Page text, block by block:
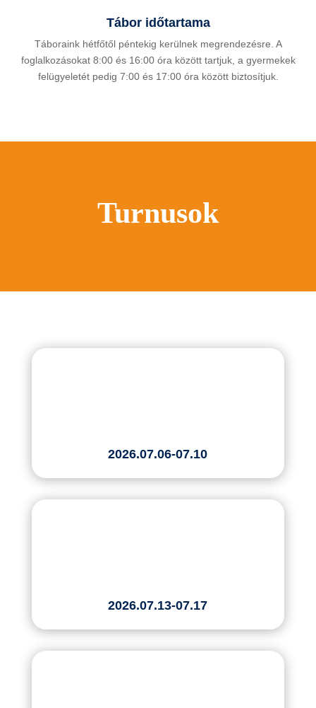
Tábor időtartama
Táboraink hétfőtől péntekig kerülnek megrendezésre. A
foglalkozásokat 8:00 és 16:00 óra között tartjuk, a gyermekek
felügyeletét pedig 7:00 és 17:00 óra között biztosítjuk.
Turnusok
2026.07.06-07.10
2026.07.13-07.17